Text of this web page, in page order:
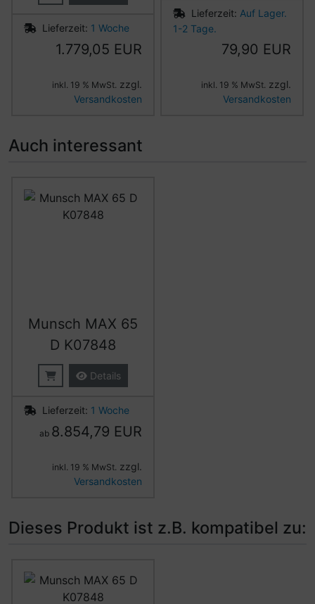
Lieferzeit: 1 Woche
1.779,05 EUR
inkl. 19 % MwSt. zzgl.
Versandkosten
Lieferzeit: Auf Lager.
1-2 Tage.
79,90 EUR
inkl. 19 % MwSt. zzgl.
Versandkosten
Auch interessant
Munsch MAX 65
D K07848
Details
Lieferzeit: 1 Woche
ab 8.854,79 EUR
inkl. 19 % MwSt. zzgl.
Versandkosten
Dieses Produkt ist z.B. kompatibel zu: